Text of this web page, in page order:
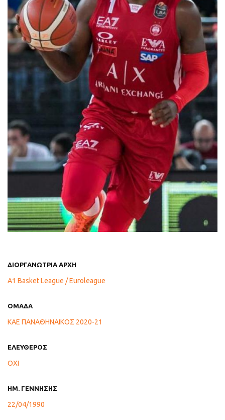
ΔΙΟΡΓΑΝΩΤΡΙΑ ΑΡΧΗ
A1 Basket League / Euroleague
ΟΜΑΔΑ
ΚΑΕ ΠΑΝΑΘΗΝΑΙΚΟΣ 2020-21
ΕΛΕΥΘΕΡΟΣ
ΟΧΙ
ΗΜ. ΓΕΝΝΗΣΗΣ
22/04/1990